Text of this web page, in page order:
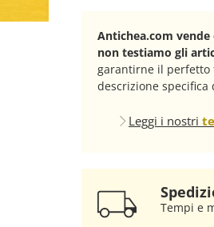
Antichea.com
non testiamo gli
garantirne il perfetto
descrizione specifica
Leggi i nostri
Tempi e